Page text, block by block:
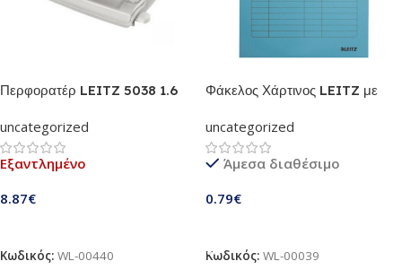
Περφορατέρ LEITZ 5038 1.6
Σκελετός)
uncategorized
Εξαντλημένο
8.87€
Κωδικός: WL-00440
Φάκελος Χάρτινος LEITZ με
uncategorized
Άμεσα διαθέσιμο
0.79€
Κωδικός: WL-00039